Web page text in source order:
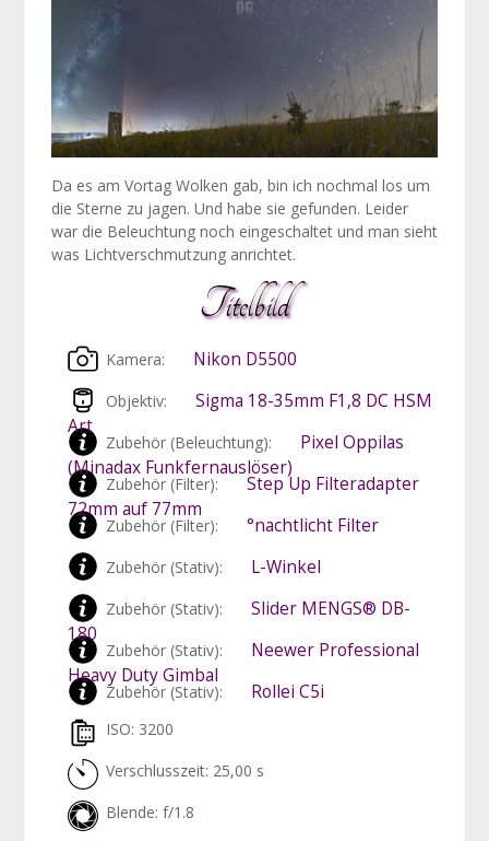
Da es am Vortag Wolken gab, bin ich nochmal los um
die Sterne zu jagen. Und habe sie gefunden. Leider
war die Beleuchtung noch eingeschaltet und man sieht
was Lichtverschmutzung anrichtet.
Titelbild
Kamera: Nikon D5500
Objektiv:
Sigma 18-35mm F1,8 DC HSM
Art
Zubehör (Beleuchtung):
Pixel Oppilas
(Minadax Funkfernauslöser)
Zubehör (Filter):
Step Up Filteradapter
72mm auf 77mm
Zubehör (Filter): °nachtlicht Filter
Zubehör (Stativ): L-Winkel
Zubehör (Stativ):
Slider MENGS® DB-
180
Zubehör (Stativ):
Neewer Professional
Heavy Duty Gimbal
Zubehör (Stativ): Rollei C5i
ISO: 3200
Verschlusszeit: 25,00 s
Blende: f/1.8